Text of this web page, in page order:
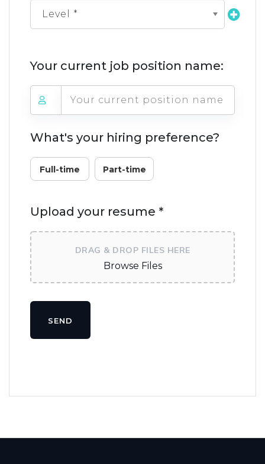
Level *
Your current job position name:
What's your hiring preference?
Full-time Part-time
Upload your resume *
DRAG & DROP FILES HERE
Browse Files
SEND